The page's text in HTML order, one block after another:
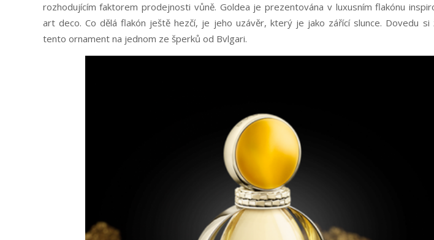
rozhodujícím faktorem prodejnosti vůně. Goldea je prezentována v luxusním flakónu
art deco. Co dělá flakón ještě hezčí, je jeho uzávěr, který je jako zářící slunce. Dovedu
tento ornament na jednom ze šperků od Bvlgari.